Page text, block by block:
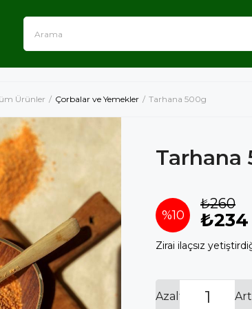
Ürünler Çorbalar ve Yemekler Tarhana 500g
Tarhana
%10
İndirim
₺260
₺234
Zirai ilaçsız
Azalt